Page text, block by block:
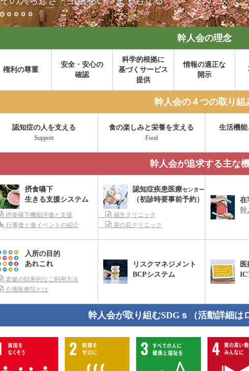
幹人会の理念
権利の尊重
安全・安心の
確認
科学的根拠に
基づくサービス
提供
情報の適正な
開示
幹人会の４つの取り組
認知症の人を支える
Support
食の楽しみと栄養を支える
Food
生活機
幹人会が追求する主な
摂食嚥下
生きる支援システム
摂食嚥下機能評価と支援
行事食と食イベントの紹介
認知症疾患医療センター
（初診時要事前予約）
福生クリニック
菜の花クリニック
在
幹
入所の目的
あれこれ
老健の効果的なご利用方法
介護医療院とは
リスクマネジメント
BCPシステム
医
幹人会が取り組むSDGｓ（活動詳細は